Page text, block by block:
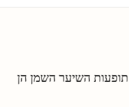
תופעות השיער השמן הן